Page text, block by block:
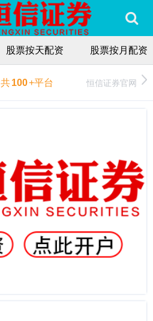
股票按天配资 股票按月配资
共100+平台 恒信证券官网